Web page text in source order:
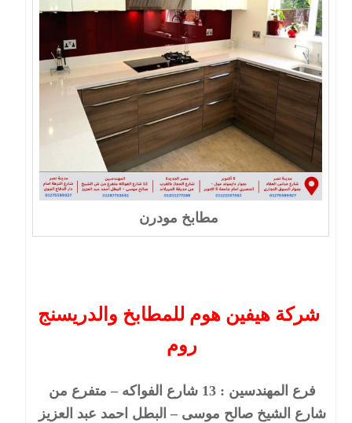
مطابخ مودرن
شركة هيفين هوم للمطابخ والدريسنج
روم
فرع المهندسين : 13
شارع الشيخ صالح موسى – البطل احمد عبد العزيز